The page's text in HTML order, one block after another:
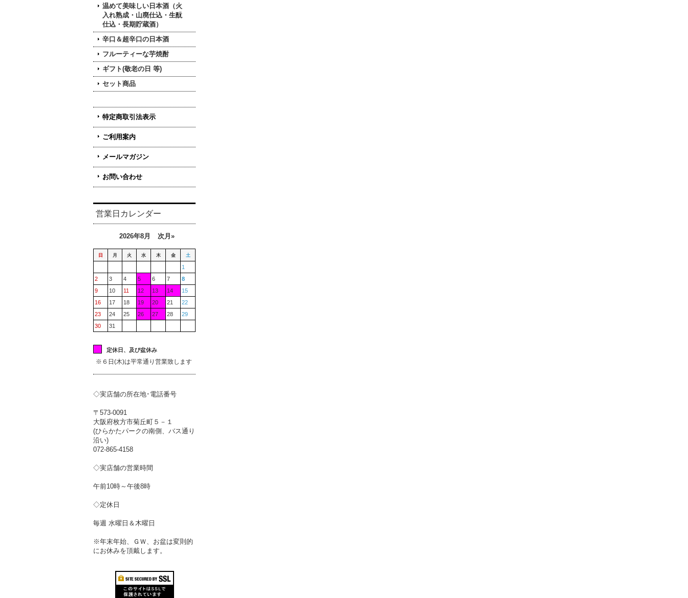
温めて美味しい日本酒（火
入れ熟成・山廃仕込・生酛
仕込・長期貯蔵酒）
辛口＆超辛口の日本酒
フルーティーな芋焼酎
ギフト(敬老の日 等)
セット商品
特定商取引法表示
ご利用案内
メールマガジン
お問い合わせ
営業日カレンダー
2026年8月 次月»
日 月 火 水 木 金 土
1
2
3 4 5 6 7
8
9
10 11 12 13 14
15
16
17 18 19 20 21
22
23
24 25 26 27 28
29
30
31
定休日、及び盆休み
※６日(木)は平常通り営業致します
◇実店舗の所在地･電話番号
〒573-0091
大阪府枚方市菊丘町５－１
(ひらかたパークの南側、バス通り
沿い)
072-865-4158
◇実店舗の営業時間
午前10時～午後8時
◇定休日
毎週 水曜日＆木曜日
※年末年始、ＧＷ、お盆は変則的
にお休みを頂戴します。